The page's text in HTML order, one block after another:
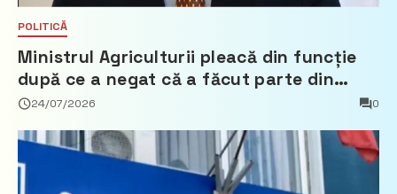
POLITICĂ
Ministrul Agriculturii pleacă din funcție
după ce a negat că a făcut parte din
Partidul Democrat
24/07/2026 0